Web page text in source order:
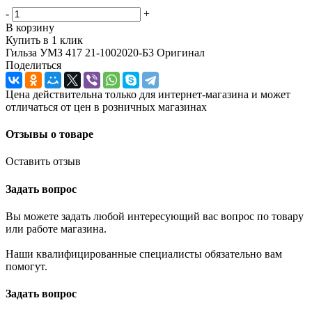
-
+
В корзину
Купить в 1 клик
Гильза УМЗ 417 21-1002020-Б3 Оригинал
Поделиться
Цена действительна только для интернет-магазина и может
отличаться от цен в розничных магазинах
Отзывы о товаре
Оставить отзыв
Задать вопрос
Вы можете задать любой интересующий вас вопрос по товару
или работе магазина.
Наши квалифицированные специалисты обязательно вам
помогут.
Задать вопрос